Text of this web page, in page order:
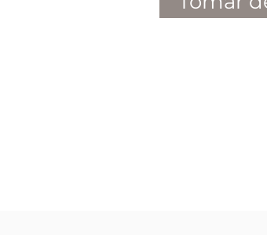
difícil